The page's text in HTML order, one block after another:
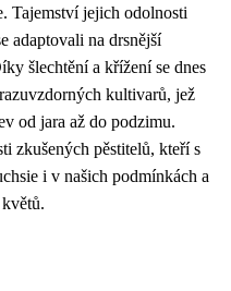
Tajemství jejich odolnosti
adaptovali na drsnější
šlechtění a křížení se dnes
kultivarů, jež
od jara až do podzimu.
zkušených pěstitelů, kteří s
i v našich podmínkách a